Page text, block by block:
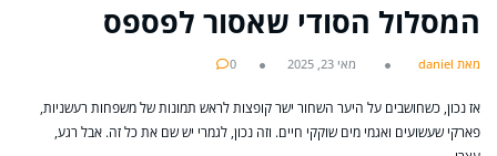
המסלול הסודי שאסור לפספס
מאת daniel מאי 23, 2025 0
אז נכון, כשחושבים על היער השחור ישר קופצות לראש תמונות של משפחות רעשניות,
פארקי שעשועים ואגמי מים שוקקי חיים. וזה נכון, לגמרי יש שם את כל זה. אבל רגע,